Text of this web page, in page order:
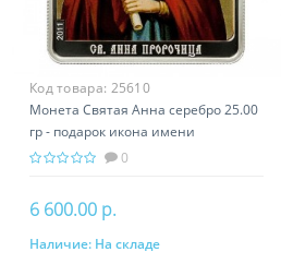
Код товара: 25610
Монета Святая Анна серебро 25.00
гр - подарок икона имени
0
6 600.00 р.
В корзину
Наличие: На складе